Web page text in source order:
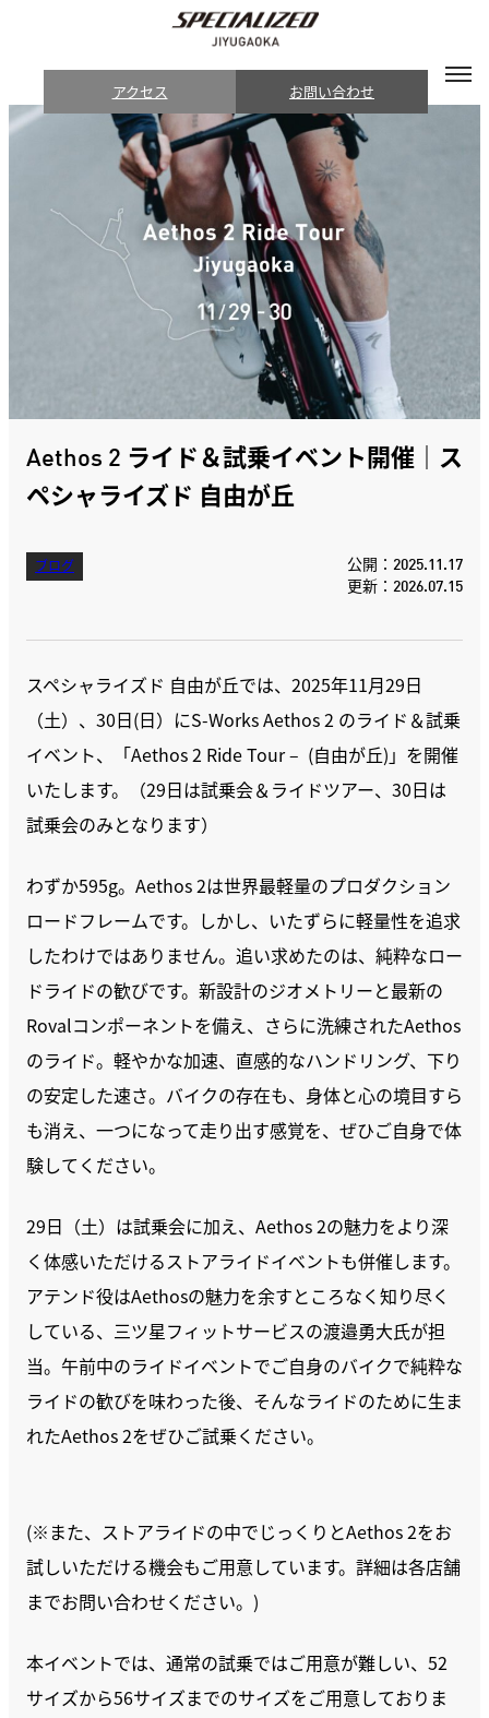
アクセス お問い合わせ
Aethos 2 ライド＆試乗イベント開催｜ス
ペシャライズド 自由が丘
ブログ
公開：2025.11.17
更新：2026.07.15
スペシャライズド 自由が丘では、2025年11月29日
（土）、30日(日）にS-Works Aethos 2 のライド＆試乗
イベント、「Aethos 2 Ride Tour – (自由が丘)」を開催
いたします。（29日は試乗会＆ライドツアー、30日は
試乗会のみとなります）
わずか595g。Aethos 2は世界最軽量のプロダクション
ロードフレームです。しかし、いたずらに軽量性を追求
したわけではありません。追い求めたのは、純粋なロー
ドライドの歓びです。新設計のジオメトリーと最新の
Rovalコンポーネントを備え、さらに洗練されたAethos
のライド。軽やかな加速、直感的なハンドリング、下り
の安定した速さ。バイクの存在も、身体と心の境目すら
も消え、一つになって走り出す感覚を、ぜひご自身で体
験してください。
29日（土）は試乗会に加え、Aethos 2の魅力をより深
く体感いただけるストアライドイベントも併催します。
アテンド役はAethosの魅力を余すところなく知り尽く
している、三ツ星フィットサービスの渡邉勇大氏が担
当。午前中のライドイベントでご自身のバイクで純粋な
ライドの歓びを味わった後、そんなライドのために生ま
れたAethos 2をぜひご試乗ください。
(※また、ストアライドの中でじっくりとAethos 2をお
試しいただける機会もご用意しています。詳細は各店舗
までお問い合わせください。)
本イベントでは、通常の試乗ではご用意が難しい、52
サイズから56サイズまでのサイズをご用意しておりま